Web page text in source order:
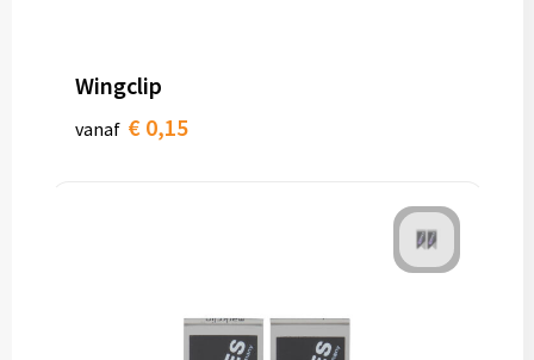
Wingclip
vanaf € 0,15